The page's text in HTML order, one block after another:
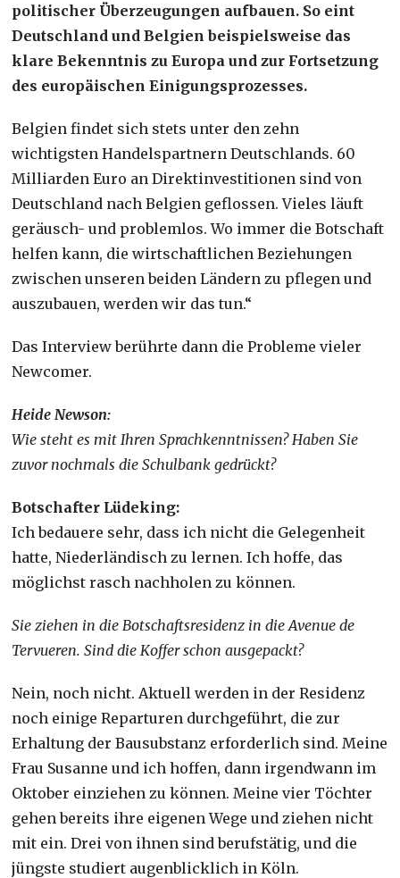
politischer Überzeugungen aufbauen. So eint
Deutschland und Belgien beispielsweise das
klare Bekenntnis zu Europa und zur Fortsetzung
des europäischen Einigungsprozesses.
Belgien findet sich stets unter den zehn
wichtigsten Handelspartnern Deutschlands. 60
Milliarden Euro an Direktinvestitionen sind von
Deutschland nach Belgien geflossen. Vieles läuft
geräusch- und problemlos. Wo immer die Botschaft
helfen kann, die wirtschaftlichen Beziehungen
zwischen unseren beiden Ländern zu pflegen und
auszubauen, werden wir das tun.“
Das Interview berührte dann die Probleme vieler
Newcomer.
Heide Newson:
Wie steht es mit Ihren Sprachkenntnissen? Haben Sie
zuvor nochmals die Schulbank gedrückt?
Botschafter Lüdeking:
Ich bedauere sehr, dass ich nicht die Gelegenheit
hatte, Niederländisch zu lernen. Ich hoffe, das
möglichst rasch nachholen zu können.
Sie ziehen in die Botschaftsresidenz in dieAvenue de
Tervueren. Sind die Koffer schon ausgepackt?
Nein, noch nicht. Aktuell werden in der Residenz
noch einige Reparturen durchgeführt, die zur
Erhaltung der Bausubstanz erforderlich sind. Meine
Frau Susanne und ich hoffen, dann irgendwann im
Oktober einziehen zu können. Meine vier Töchter
gehen bereits ihre eigenen Wege und ziehen nicht
mit ein. Drei von ihnen sind berufstätig, und die
jüngste studiert augenblicklich in Köln.